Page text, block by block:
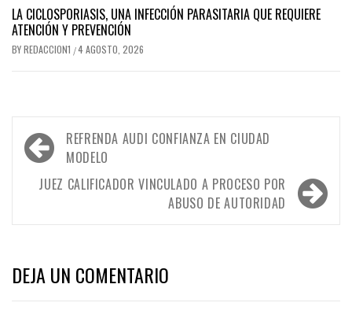
LA CICLOSPORIASIS, UNA INFECCIÓN PARASITARIA QUE REQUIERE
ATENCIÓN Y PREVENCIÓN
BYREDACCION1 /4 AGOSTO, 2026
Navegación
de
entradas
REFRENDA AUDI CONFIANZA EN CIUDAD
MODELO
JUEZ CALIFICADOR VINCULADO A PROCESO POR
ABUSO DE AUTORIDAD
DEJA UN COMENTARIO